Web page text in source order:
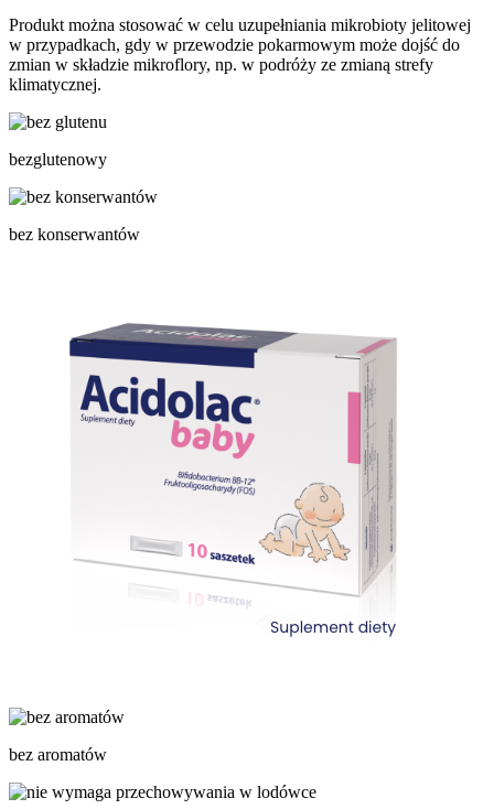
Produkt można stosować w celu uzupełniania mikrobioty jelitowej
w przypadkach, gdy w przewodzie pokarmowym może dojść do
zmian w składzie mikroflory, np. w podróży ze zmianą strefy
klimatycznej.
bezglutenowy
bez konserwantów
bez aromatów